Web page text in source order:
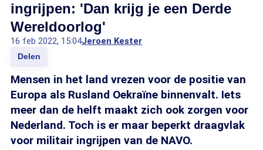
ingrijpen: 'Dan krijg je een Derde
Wereldoorlog'
16 feb 2022, 15:04Jeroen Kester
Delen
Mensen in het land vrezen voor de positie van
Europa als Rusland Oekraïne binnenvalt. Iets
meer dan de helft maakt zich ook zorgen voor
Nederland. Toch is er maar beperkt draagvlak
voor militair ingrijpen van de NAVO.